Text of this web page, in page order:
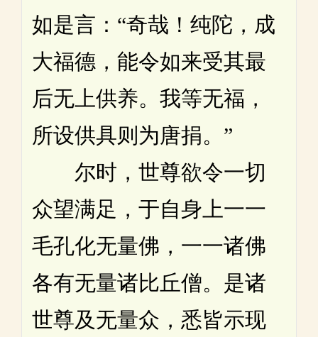
如是言：“奇哉！纯陀，成
大福德，能令如来受其最
后无上供养。我等无福，
所设供具则为唐捐。”
尔时，世尊欲令一切
众望满足，于自身上一一
毛孔化无量佛，一一诸佛
各有无量诸比丘僧。是诸
世尊及无量众，悉皆示现